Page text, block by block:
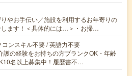
やお手伝い／施設を利用するお年寄りの
します！＜具体的には…＞・お掃…
コンスキル不要 / 英語力不要
護の経験をお持ちの方ブランクOK・年齢
名以上募集中！履歴書不…